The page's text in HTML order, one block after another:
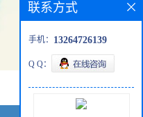
联系方式
手机： 13264726139
Q Q：